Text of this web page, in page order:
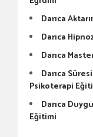
Darıca
Darıca
Darıca
Darıca
Psikoterapi
Darıca
Eğitimi